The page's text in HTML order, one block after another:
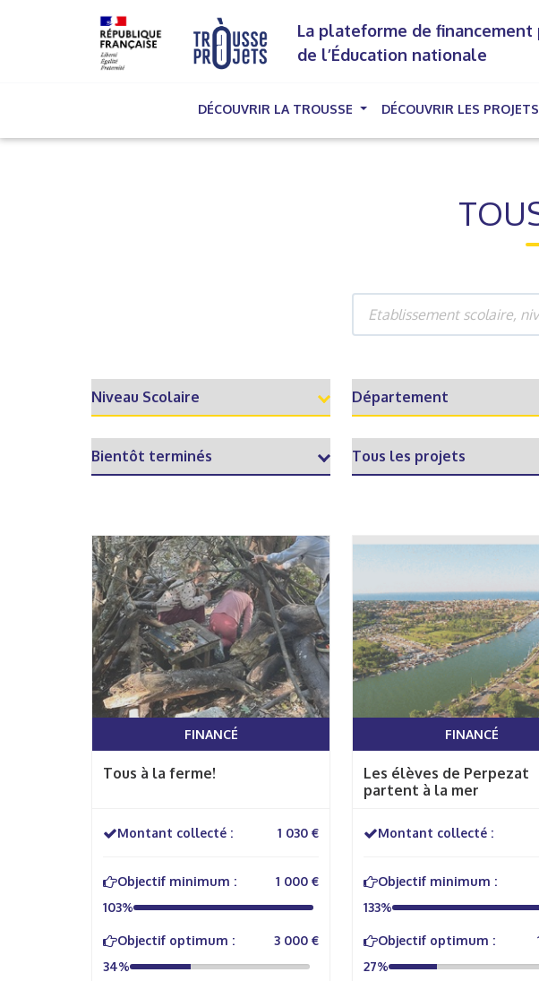
La plateforme de
de l’Éducation nationale
DÉCOUVRIR LA TROUSSE DÉCOUVRIR LES PROJETS
FINANCÉ
Tous à la ferme!
Montant collecté : 1 030 €
Objectif minimum :
1 000 €
103%
Objectif optimum :
3 000 €
34%
FINANCÉ
Les élèves de Perpezat
partent à la mer
Montant collecté :
Objectif minimum :
133%
Objectif optimum :
27%